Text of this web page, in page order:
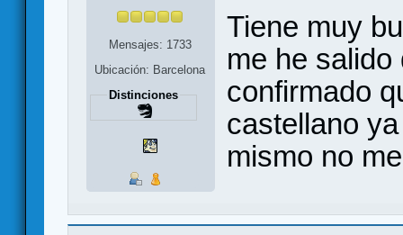
Mensajes: 1733
Ubicación: Barcelona
Distinciones
Tiene muy
me he
confirmado
castellano
mismo no